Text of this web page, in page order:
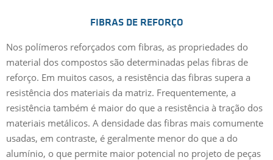
FIBRAS DE REFORÇO
Nos polímeros reforçados com fibras, as propriedades do
material dos compostos são determinadas pelas fibras de
reforço. Em muitos casos, a resistência das fibras supera a
resistência dos materiais da matriz. Frequentemente, a
resistência também é maior do que a resistência à tração dos
materiais metálicos. A densidade das fibras mais comumente
usadas, em contraste, é geralmente menor do que a do
alumínio, o que permite maior potencial no projeto de peças